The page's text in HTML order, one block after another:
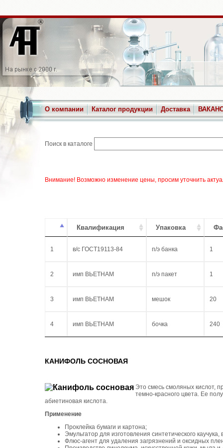
О компании Каталог продукции Доставка
Поиск в каталоге
Внимание! Возможно изменение цены, просим уточнить
Квалификация Упаковка
1 в/с ГОСТ19113-84 п/э банка 1
2 имп ВЬЕТНАМ п/э пакет 1
3 имп ВЬЕТНАМ мешок 20
4 имп ВЬЕТНАМ бочка 240
КАНИФОЛЬ СОСНОВАЯ
Это смесь смоляных кислот,
темно-красного цвета. Ее
абиетиновая кислота.
Применение
Проклейка бумаги и картона;
Эмульгатор для изготовления синтетического
Флюс-агент для удаления загрязнений и оксидных